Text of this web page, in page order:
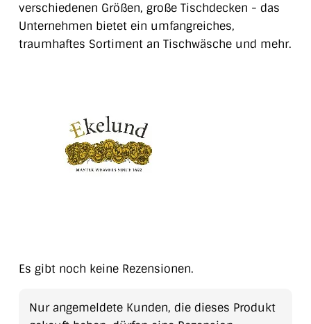
verschiedenen Größen, große Tischdecken - das
Unternehmen bietet ein umfangreiches,
traumhaftes Sortiment an Tischwäsche und mehr.
Es gibt noch keine Rezensionen.
Nur angemeldete Kunden, die dieses Produkt